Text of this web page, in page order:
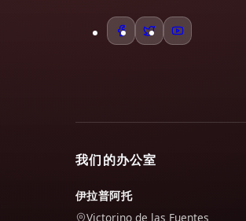
我们的办公室
伊拉普阿托
Victorino de las Fuentes